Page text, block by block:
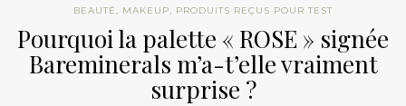
BEAUTÉ, MAKEUP, PRODUITS REÇUS POUR TEST
Pourquoi la palette « ROSE » signée
Bareminerals m’a-t’elle vraiment
surprise ?